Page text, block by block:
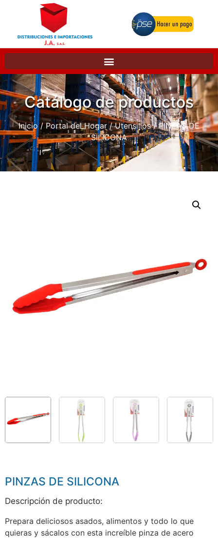
Catálogo de productos
Inicio/Portal del Hogar/Utensilios/ PINZAS DE
SILICONA
PINZAS DE SILICONA
Descripción de producto:
Prepara deliciosos asados, alimentos y todo lo que
quieras y sácalos con esta increíble pinza de acero